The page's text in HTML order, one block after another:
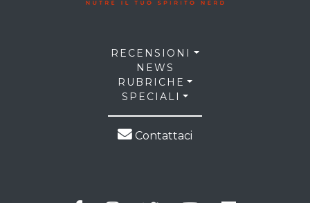
RECENSIONI
NEWS
RUBRICHE
SPECIALI
Contattaci